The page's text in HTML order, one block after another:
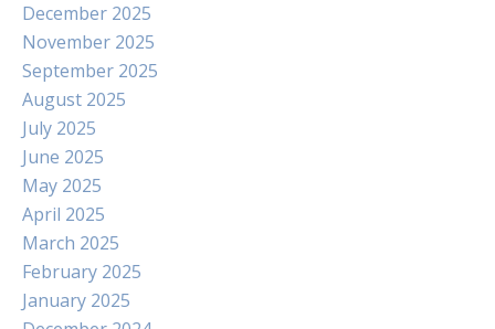
December 2025
November 2025
September 2025
August 2025
July 2025
June 2025
May 2025
April 2025
March 2025
February 2025
January 2025